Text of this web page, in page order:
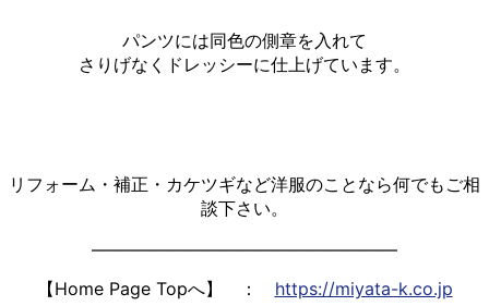
パンツには同色の側章を入れて
さりげなくドレッシーに仕上げています。
リフォーム・補正・カケツギなど洋服のことなら何でもご相
談下さい。
—————————————————–
【Home Page Topへ】 ： https://miyata-k.co.jp